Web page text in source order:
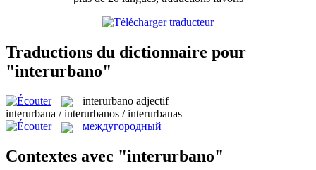
Traductions du dictionnaire pour
"interurbano"
interurbano adjectif
interurbana / interurbanos / interurbanas
междугородный
Contextes avec "interurbano"